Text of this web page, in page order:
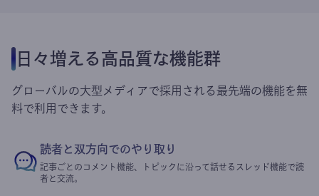
日々増える高品質な機能群
グローバルの大型メディアで採用される最先端の機能を無
料で利用できます。
読者と双方向でのやり取り
記事ごとのコメント機能、トピックに沿って話せるスレッド機能で読
者と交流。